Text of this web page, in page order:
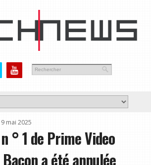
mai 2025
° 1 de Prime Video
a été annulée